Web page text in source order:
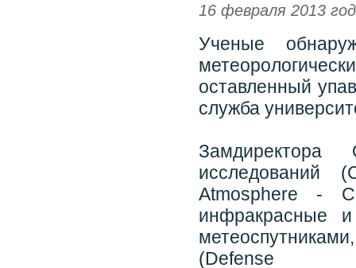
16 февраля 2013
Ученые
оставленный
служба
Замдиректора
исследований
Atmosphere -
инфракрасные
(Defense